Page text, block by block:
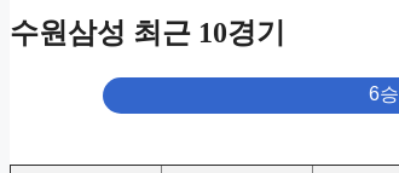
수원삼성 최근 10경기
6승